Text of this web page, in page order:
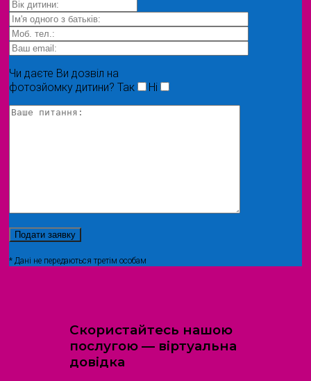
Чи даєте Ви дозвіл на
фотозйомку дитини? Так Ні
* Дані не передаються третім особам
Скористайтесь нашою
послугою — віртуальна
довідка